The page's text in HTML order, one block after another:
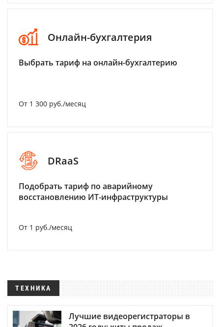
Онлайн-бухгалтерия
Выбрать тариф на онлайн-бухгалтерию
От 1 300 руб./месяц
DRaaS
Подобрать тариф по аварийному
восстановлению ИТ-инфраструктуры
От 1 руб./месяц
ТЕХНИКА
Лучшие видеорегистраторы в